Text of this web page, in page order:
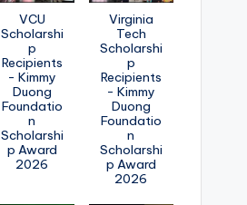
VCU
Scholarshi
p
Recipients
- Kimmy
Duong
Foundatio
n
Scholarshi
p Award
2026
Virginia
Tech
Scholarshi
p
Recipients
- Kimmy
Duong
Foundatio
n
Scholarshi
p Award
2026